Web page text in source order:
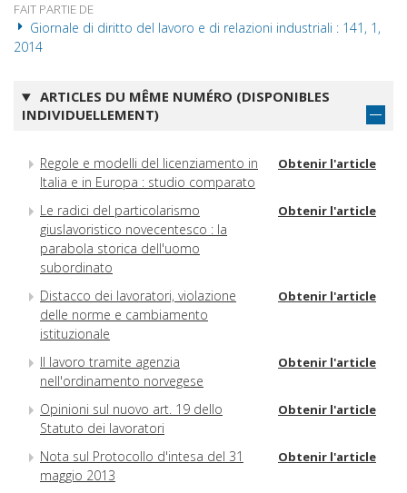
FAIT PARTIE DE
Giornale di diritto del lavoro e di relazioni industriali : 141, 1,
2014
ARTICLES DU MÊME NUMÉRO (DISPONIBLES
INDIVIDUELLEMENT)
Regole e modelli del licenziamento in
Italia e in Europa : studio comparato
Obtenir l'article
Le radici del particolarismo
giuslavoristico novecentesco : la
parabola storica dell'uomo
subordinato
Obtenir l'article
Distacco dei lavoratori, violazione
delle norme e cambiamento
istituzionale
Obtenir l'article
Il lavoro tramite agenzia
nell'ordinamento norvegese
Obtenir l'article
Opinioni sul nuovo art. 19 dello
Statuto dei lavoratori
Obtenir l'article
Nota sul Protocollo d'intesa del 31
maggio 2013
Obtenir l'article